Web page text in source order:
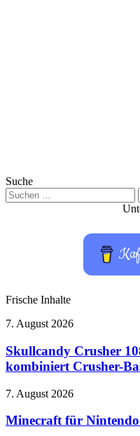
Suche
Suchen
nach:
Frische Inhalte
Skullcandy
1080
ANC:
Neuer
kombiniert
Bass
7. August 2026
Skullcandy Crusher
kombiniert Crusher-
Minecraft
Nintendo
7. August 2026
Minecraft für